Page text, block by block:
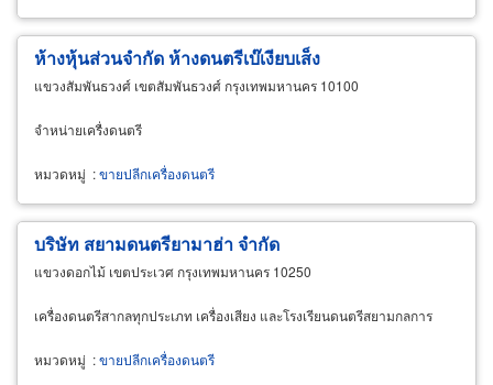
ห้างหุ้นส่วนจำกัด ห้างดนตรีเบ๊เงียบเส็ง
แขวงสัมพันธวงศ์ เขตสัมพันธวงศ์ กรุงเทพมหานคร 10100
จำหน่ายเครื่งดนตรี
หมวดหมู่ :ขายปลีกเครื่องดนตรี
บริษัท สยามดนตรียามาฮ่า จำกัด
แขวงดอกไม้ เขตประเวศ กรุงเทพมหานคร 10250
เครื่องดนตรีสากลทุกประเภท เครื่องเสียง และโรงเรียนดนตรีสยามกลการ
หมวดหมู่ :ขายปลีกเครื่องดนตรี